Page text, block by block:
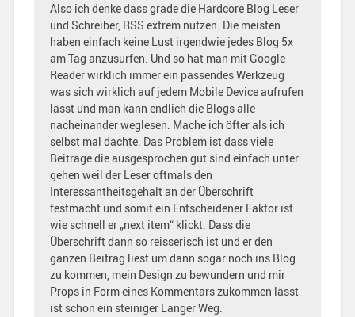
Also ich denke dass grade die Hardcore Blog Leser
und Schreiber, RSS extrem nutzen. Die meisten
haben einfach keine Lust irgendwie jedes Blog 5x
am Tag anzusurfen. Und so hat man mit Google
Reader wirklich immer ein passendes Werkzeug
was sich wirklich auf jedem Mobile Device aufrufen
lässt und man kann endlich die Blogs alle
nacheinander weglesen. Mache ich öfter als ich
selbst mal dachte. Das Problem ist dass viele
Beiträge die ausgesprochen gut sind einfach unter
gehen weil der Leser oftmals den
Interessantheitsgehalt an der Überschrift
festmacht und somit ein Entscheidener Faktor ist
wie schnell er „next item“ klickt. Dass die
Überschrift dann so reisserisch ist und er den
ganzen Beitrag liest um dann sogar noch ins Blog
zu kommen, mein Design zu bewundern und mir
Props in Form eines Kommentars zukommen lässt
ist schon ein steiniger Langer Weg.